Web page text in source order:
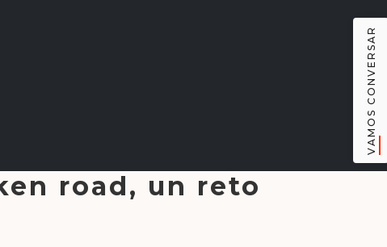
road, un reto
VAMOS CONVERSAR